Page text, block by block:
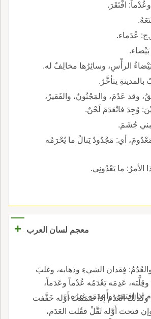
افْتَقَرَ.
عُدَماء.
الرأْسِ، وسائِرُها مخالِفٌ له.
يتأخَّرُ.
وقد عَدُمَ، والمَجْنُونُ، والفَقيرُ،
وُجِدَ فانْعَدَمَ لَحْنٌ.
جُشَمَ.
أي: مَجْدُودٌ يَنالُ ما يُحْرَمُه
الأمرُ: ما يَعْدُونِي.
معجم لسان العرب
+
والعُدُمُ: فِقدان الشيءِ وذهابه، وغلبَ
عَدِمَه يَعْدَمُه عُدْماً وعَدَماً،
والعَدَمُ: الفقرُ، وكذلك العُدْم إذا ضَمَمْتَ أَوَّله خَفَّفت
فتحتَ أَوَّله ثَقَّلْ فقُلت العَدَم،